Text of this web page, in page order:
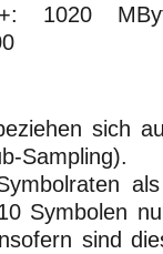
1020
sich
Sampling).
Symbolen
sind